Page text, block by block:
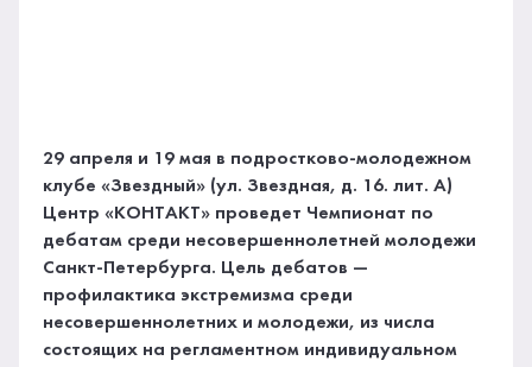
29 апреля и 19 мая в подростково-молодежном
клубе «Звездный» (ул. Звездная, д. 16. лит. А)
Центр «КОНТАКТ» проведет Чемпионат по
дебатам среди несовершеннолетней молодежи
Санкт-Петербурга. Цель дебатов —
профилактика экстремизма среди
несовершеннолетних и молодежи, из числа
состоящих на регламентном индивидуальном